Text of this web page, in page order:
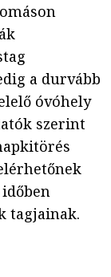
a durvább
óvóhely
szerint
tagjainak.